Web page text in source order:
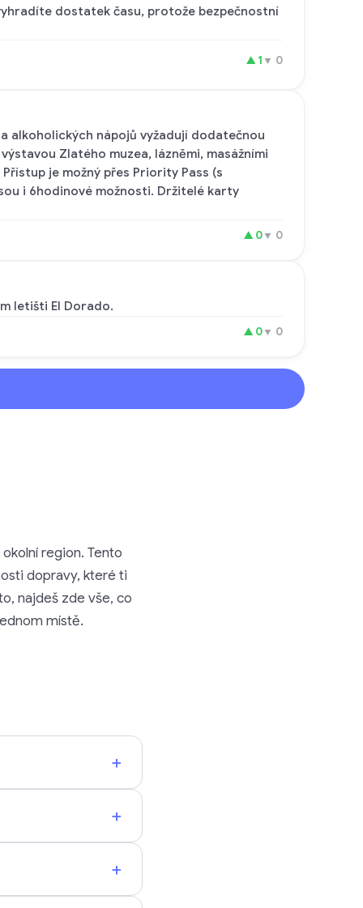
dostatek času, protože bezpečnostní
▲ 1 ▼ 0
alkoholických nápojů vyžadují dodatečnou
Zlatého muzea, lázněmi, masážními
je možný přes Priority Pass (s
i 6hodinové možnosti. Držitelé karty
▲ 0▼ 0
letišti El Dorado.
▲ 0▼ 0
region. Tento
dopravy, které ti
najdeš zde vše, co
místě.
+
+
+